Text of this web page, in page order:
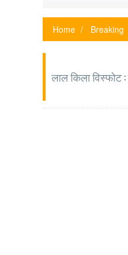
Home Breaking
लाल किला विस्फोट